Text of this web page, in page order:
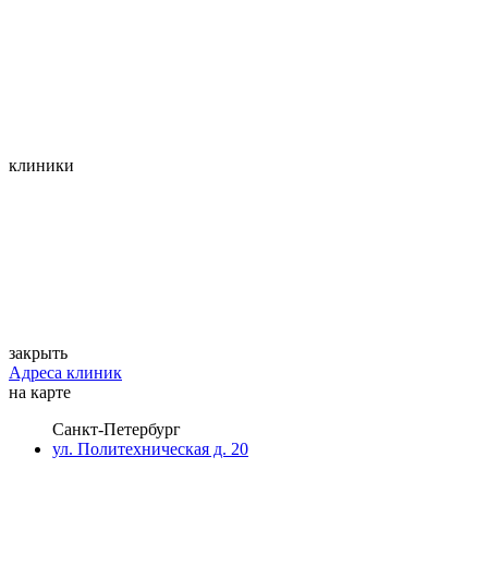
клиники
закрыть
Адреса клиник
на карте
Санкт-Петербург
ул. Политехническая д. 20